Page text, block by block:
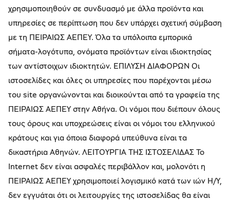
χρησιμοποιηθούν σε συνδυασμό με άλλα προϊόντα και
υπηρεσίες σε περίπτωση που δεν υπάρχει σχετική σύμβαση
με τη ΠΕΙΡΑΙΩΣ ΑΕΠΕΥ. Όλα τα υπόλοιπα εμπορικά
σήματα-λογότυπα, ονόματα προϊόντων είναι ιδιοκτησίας
των αντίστοιχων ιδιοκτητών. ΕΠΙΛΥΣΗ ΔΙΑΦΟΡΩΝ Οι
ιστοσελίδες και όλες οι υπηρεσίες που παρέχονται μέσω
του site οργανώνονται και διοικούνται από τα γραφεία της
ΠΕΙΡΑΙΩΣ ΑΕΠΕΥ στην Αθήνα. Οι νόμοι που διέπουν όλους
τους όρους και υποχρεώσεις είναι οι νόμοι του ελληνικού
κράτους και για όποια διαφορά υπεύθυνα είναι τα
δικαστήρια Αθηνών. ΛΕΙΤΟΥΡΓΙΑ ΤΗΣ ΙΣΤΟΣΕΛΙΔΑΣ Το
Internet δεν είναι ασφαλές περιβάλλον και, μολονότι η
ΠΕΙΡΑΙΩΣ ΑΕΠΕΥ χρησιμοποιεί λογισμικό κατά των ιών Η/Υ,
δεν εγγυάται ότι οι λειτουργίες της ιστοσελίδας θα είναι